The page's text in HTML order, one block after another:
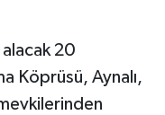
20
Köprüsü, Aynalı,
mevkilerinden